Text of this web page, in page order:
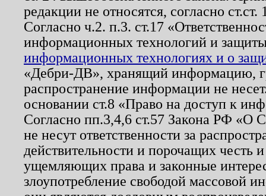
редакции не относятся, согласно
Согласно ч.2. п.3. ст.17
информационных технологий и
информационных технологиях и о
«Дебри-ДВ», хранящий информацию,
распространение информации не
основании ст.8 «Право на доступ к
Согласно пп.3,4,6 ст.57 Закона РФ «О
не несут ответственности за
действительности и порочащих честь
ущемляющих права и законные
злоупотребление свободой массовой